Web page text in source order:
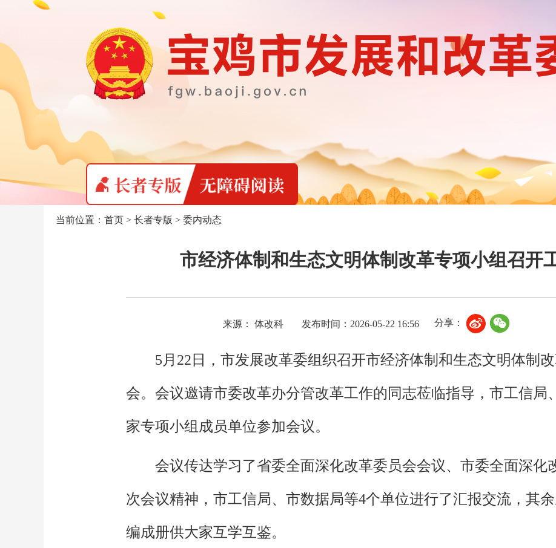
当前位置： 首页 > 长者专版 > 委内动态
市经济体制和生态文明体制改革专项小组召开
来源： 体改科 发布时间：2026-05-22 16:56 分享：
5月22日，市发展改革委组织召开市经济体制和生态文明体制
会。会议邀请市委改革办分管改革工作的同志莅临指导，市工信局
家专项小组成员单位参加会议。
会议传达学习了省委全面深化改革委员会会议、市委全面深化
次会议精神，市工信局、市数据局等4个单位进行了汇报交流，其
编成册供大家互学互鉴。